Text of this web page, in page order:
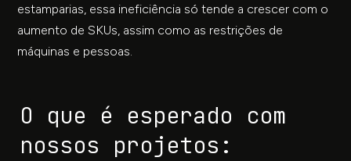
estamparias, essa ineficiência só tende a crescer com o
aumento de SKUs, assim como as restrições de
máquinas e pessoas.
O que é esperado com
nossos projetos: